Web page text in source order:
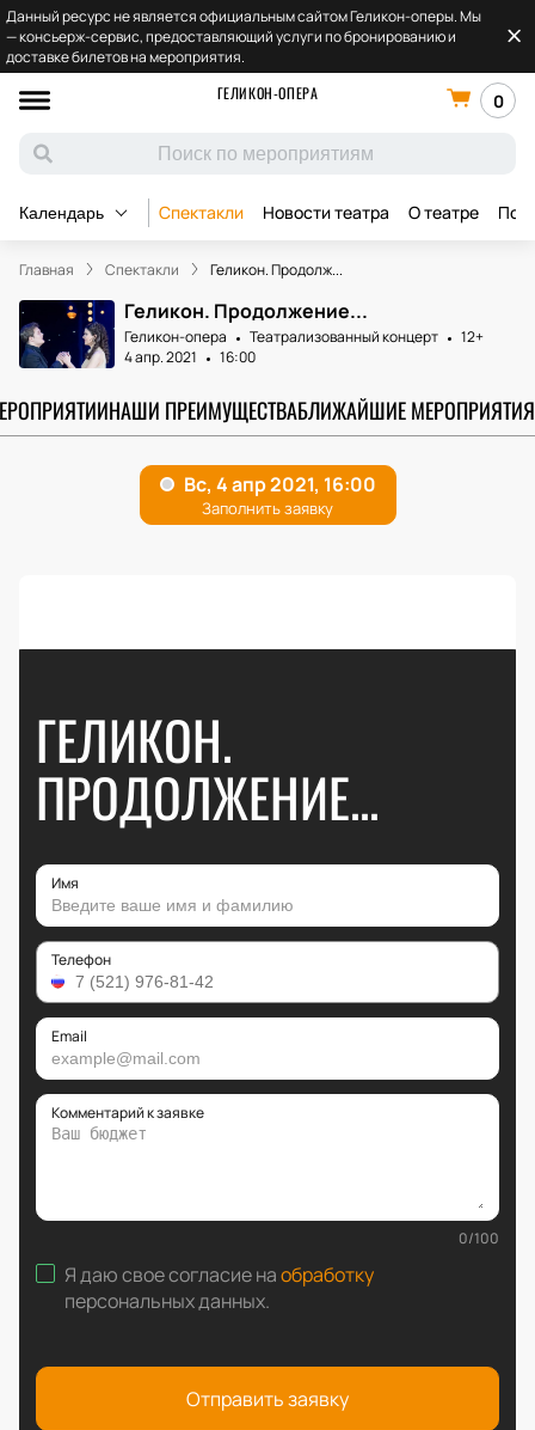
Данный ресурс не является официальным сайтом Геликон-оперы. Мы
— консьерж-сервис, предоставляющий услуги по бронированию и
доставке билетов на мероприятия.
ГЕЛИКОН-ОПЕРА
0
Календарь Спектакли Новости театра О театре
Главная Спектакли Геликон. Продолж...
Геликон. Продолжение...
Геликон-опера Театрализованный концерт
12+
4 апр. 2021
16:00
НАШИ ПРЕИМУЩЕСТВАБЛИЖАЙШИЕ МЕРОПРИЯТИЯ
ГЕЛИКОН.
ПРОДОЛЖЕНИЕ...
Имя
Телефон
Email
Комментарий к заявке
0/100
Я даю свое согласие наобработку
персональных данных.
Отправить заявку